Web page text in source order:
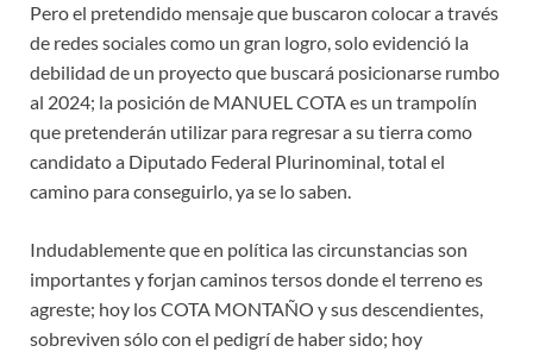
Pero el pretendido mensaje que buscaron colocar a través
de redes sociales como un gran logro, solo evidenció la
debilidad de un proyecto que buscará posicionarse rumbo
al 2024; la posición de MANUEL COTA es un trampolín
que pretenderán utilizar para regresar a su tierra como
candidato a Diputado Federal Plurinominal, total el
camino para conseguirlo, ya se lo saben.
Indudablemente que en política las circunstancias son
importantes y forjan caminos tersos donde el terreno es
agreste; hoy los COTA MONTAÑO y sus descendientes,
sobreviven sólo con el pedigrí de haber sido; hoy